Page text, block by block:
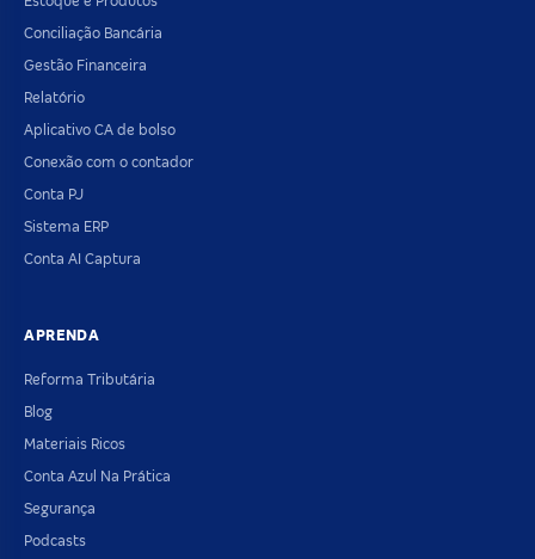
Conciliação Bancária
Gestão Financeira
Relatório
Aplicativo CA de bolso
Conexão com o contador
Conta PJ
Sistema ERP
Conta AI Captura
APRENDA
Reforma Tributária
Blog
Materiais Ricos
Conta Azul Na Prática
Segurança
Podcasts